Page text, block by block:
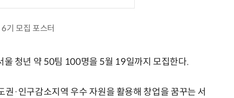
기 모집 포스터
울 청년 약 50팀 100명을 5월 19일까지 모집한다.
·인구감소지역 우수 자원을 활용해 창업을 꿈꾸는 서